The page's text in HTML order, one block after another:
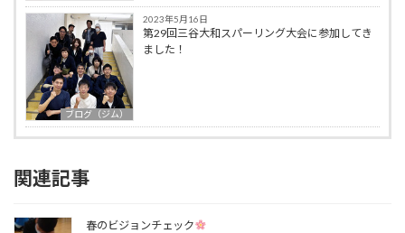
ブログ（ジム）
2023年5月16日
第29回三谷大和スパーリング大会に参加してき
ました！
関連記事
春のビジョンチェック